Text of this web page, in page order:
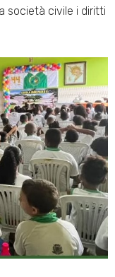
società civile i diritti